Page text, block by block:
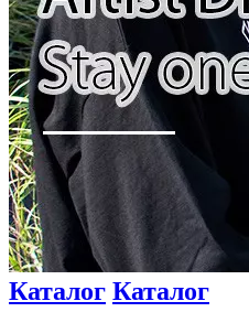
Каталог Каталог